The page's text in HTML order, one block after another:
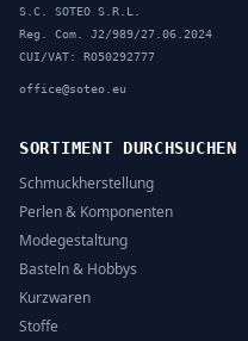
S.C. SOTEO S.R.L.
Reg. Com. J2/989/27.06.2024
CUI/VAT: RO50292777
office@soteo.eu
SORTIMENT DURCHSUCHEN
Schmuckherstellung
Perlen & Komponenten
Modegestaltung
Basteln & Hobbys
Kurzwaren
Stoffe